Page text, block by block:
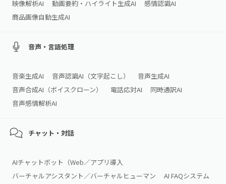
映像解析AI
動画要約・ハイライト生成AI
感情認識AI
商品画像自動生成AI
音声・言語処理
音楽生成AI 音声認識AI（文字起こし）
音声生成AI
音声合成AI（ボイスクローン）
電話応対AI
同時通訳AI
音声感情解析AI
チャット・対話
AIチャットボット（Web／アプリ導入
バーチャルアシスタント／バーチャルヒューマン
AI FAQシステム